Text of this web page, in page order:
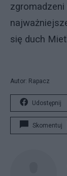
się duch
Autor: Rapacz
Udostępnij
Skomentuj